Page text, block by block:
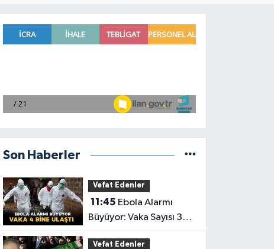
Son Haberler
Vefat Edenler
11:45
Büyüyor: Vaka Sayısı 3
Bin 973’e Ulaştı
Vefat Edenler